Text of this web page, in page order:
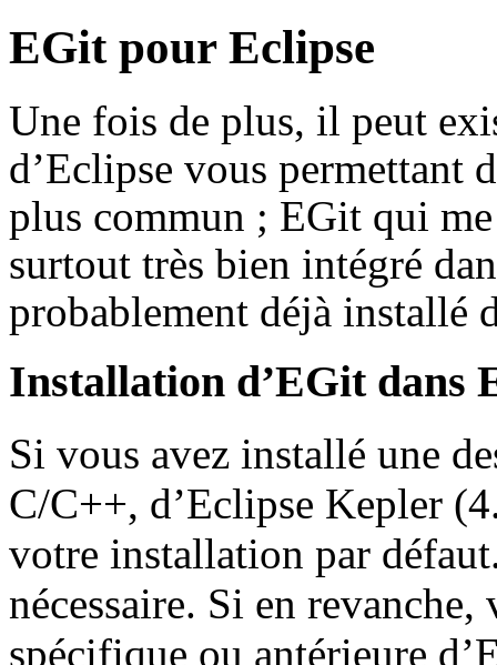
EGit pour Eclipse
Une fois de plus, il peut
d’Eclipse vous permettant
plus commun ; EGit qui
surtout très bien intégré
probablement déjà installé
Installation d’EGit dans
Si vous avez installé une
C/C++, d’Eclipse Kepler
votre installation par
nécessaire. Si en
spécifique ou antérieure